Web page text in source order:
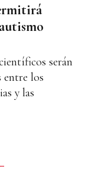
serán
entre los
y las
—